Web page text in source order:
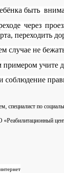
быть
через
переходить
случае не
учите
соблюдение
специалист по